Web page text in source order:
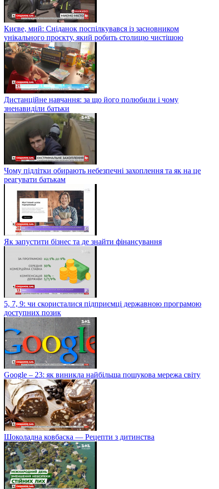
Києве, мий: Сніданок поспілкувався із засновником
унікального проєкту, який робить столицю чистішою
Дистанційне навчання: за що його полюбили і чому
зненавиділи батьки
Чому підлітки обирають небезпечні захоплення та як на це
реагувати батькам
Як запустити бізнес та де знайти фінансування
5, 7, 9: чи скористалися підприємці державною програмою
доступних позик
Google – 23: як виникла найбільша пошукова мережа світу
Шоколадна ковбаска — Рецепти з дитинства